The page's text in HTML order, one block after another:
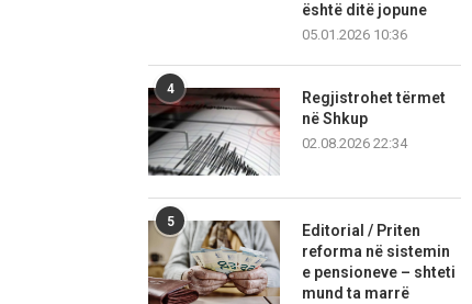
është ditë jopune
05.01.2026 10:36
4
Regjistrohet tërmet
në Shkup
02.08.2026 22:34
5
Editorial / Priten
reforma në sistemin
e pensioneve – shteti
mund ta marrë